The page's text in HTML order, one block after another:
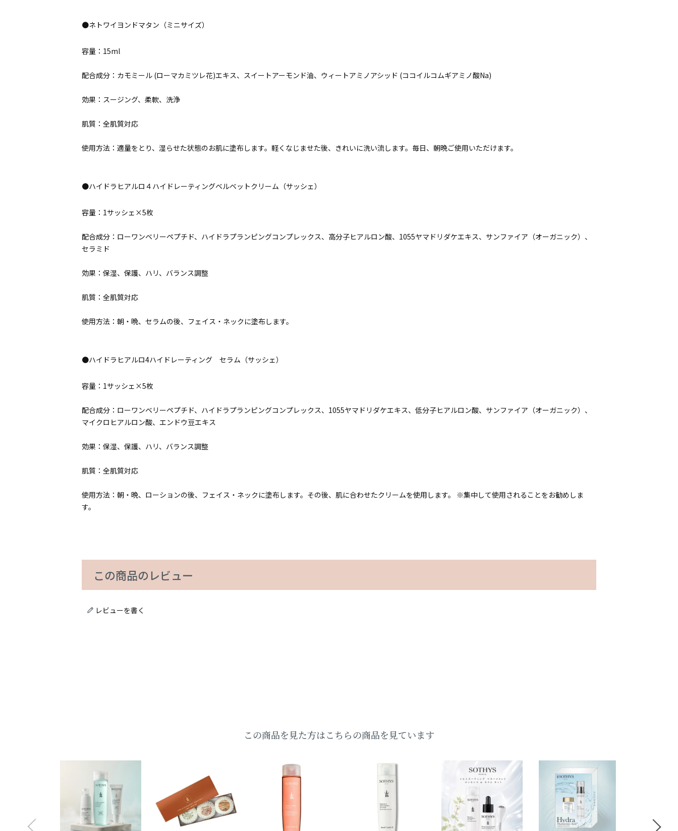
●ネトワイヨンドマタン（ミニサイズ）
容量：15ml
配合成分：カモミール (ローマカミツレ花)エキス、スイートアーモンド油、ウィートアミノアシッド (ココイルコムギアミノ酸Na)
効果：スージング、柔軟、洗浄
肌質：全肌質対応
使用方法：適量をとり、湿らせた状態のお肌に塗布します。軽くなじませた後、きれいに洗い流します。毎日、朝晩ご使用いただけます。
●ハイドラヒアルロ４ハイドレーティングベルベットクリーム（サッシェ）
容量：1サッシェ×5枚
配合成分：ローワンベリーペプチド、ハイドラプランピングコンプレックス、高分子ヒアルロン酸、1055ヤマドリダケエキス、サンファイア（オーガニック）、
セラミド
効果：保湿、保護、ハリ、バランス調整
肌質：全肌質対応
使用方法：朝・晩、セラムの後、フェイス・ネックに塗布します。
●ハイドラヒアルロ4ハイドレーティング セラム（サッシェ）
容量：1サッシェ×5枚
配合成分：ローワンベリーペプチド、ハイドラプランピングコンプレックス、1055ヤマドリダケエキス、低分子ヒアルロン酸、サンファイア（オーガニック）、
マイクロヒアルロン酸、エンドウ豆エキス
効果：保湿、保護、ハリ、バランス調整
肌質：全肌質対応
使用方法：朝・晩、ローションの後、フェイス・ネックに塗布します。その後、肌に合わせたクリームを使用します。 ※集中して使用されることをお勧めしま
す。
この商品のレビュー
レビューを書く
この商品を見た方はこちらの商品を見ています